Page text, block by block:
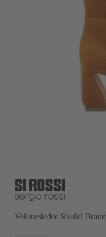
Veloursleder-Stiefel Braun